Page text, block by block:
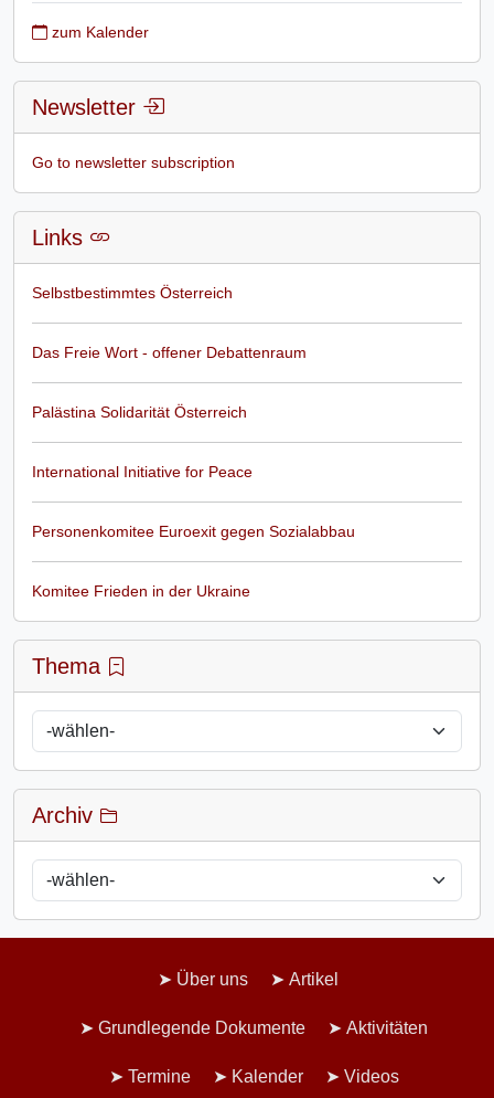
zum Kalender
Newsletter
Go to newsletter subscription
Links
Selbstbestimmtes Österreich
Das Freie Wort - offener Debattenraum
Palästina Solidarität Österreich
International Initiative for Peace
Personenkomitee Euroexit gegen Sozialabbau
Komitee Frieden in der Ukraine
Thema
Archiv
Über uns Artikel
Grundlegende Dokumente Aktivitäten
Termine Kalender Videos